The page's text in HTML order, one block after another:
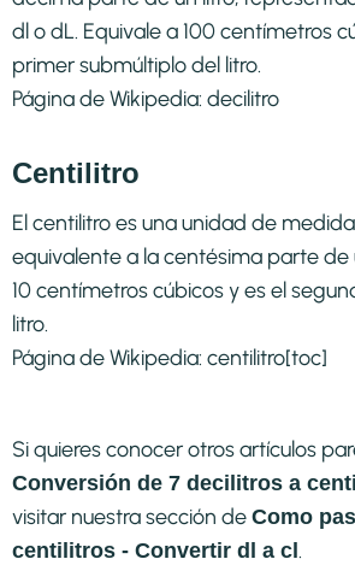
dl o dL. Equivale a 100 centímetros
primer submúltiplo del litro.
Página de Wikipedia: decilitro
Centilitro
El centilitro es una unidad de
equivalente a la centésima parte de
10 centímetros cúbicos y es el
litro.
Página de Wikipedia: centilitro[toc]
Si quieres conocer otros artículos
Conversión de 7 decilitros a
visitar nuestra sección de Como
centilitros - Convertir dl a cl .